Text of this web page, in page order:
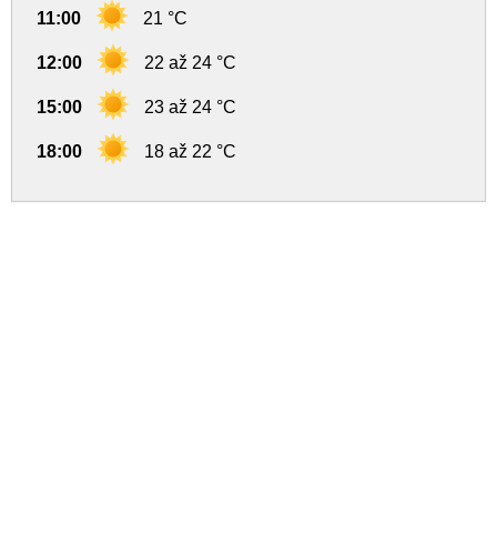
11:00 21 °C
12:00 22 až 24 °C
15:00 23 až 24 °C
18:00 18 až 22 °C